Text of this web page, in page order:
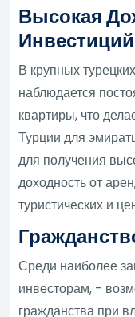
Высокая
Инвестиций
В крупных
наблюдается
квартиры, что
Турции для
для получения
доходность от
туристических и
Среди наиболее
инвесторам, -
гражданства при